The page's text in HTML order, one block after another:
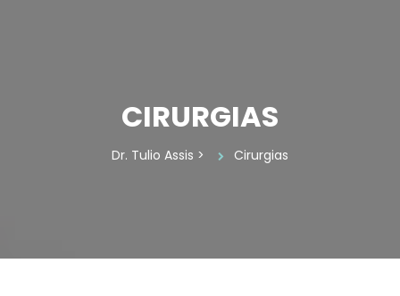
CIRURGIAS
Dr. Tulio Assi > Cirurgia